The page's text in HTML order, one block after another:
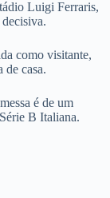
Luigi Ferraris,
como visitante,
de casa.
é de um
B Italiana.